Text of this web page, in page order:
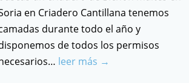
en Criadero Cantillana tenemos
durante todo el año y
de todos los permisos
leer más →